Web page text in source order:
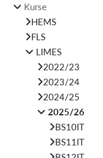
Kurse
HEMS
FLS
LIMES
2022/23
2023/24
2024/25
2025/26
BS10IT
BS11IT